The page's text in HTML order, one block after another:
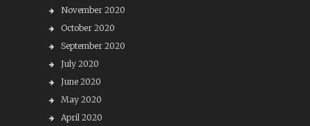
November 2020
October 2020
September 2020
July 2020
June 2020
May 2020
April 2020